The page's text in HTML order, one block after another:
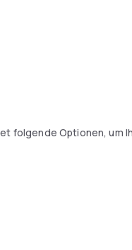
folgende Optionen, um